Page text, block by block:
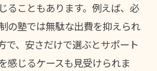
ることもあります。例えば、必
の塾では無駄な出費を抑えられ
で、安さだけで選ぶとサポート
感じるケースも見受けられま